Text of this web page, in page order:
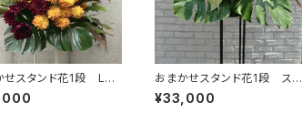
せスタンド花1段 L
23区送料無料）#3104
おまかせスタンド花1段 スペ
シャル（東京23区送料無料）
#3105
¥33,000